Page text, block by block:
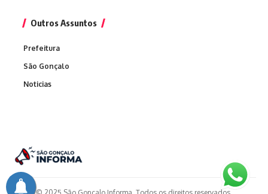
Outros Assuntos
Prefeitura
São Gonçalo
Noticias